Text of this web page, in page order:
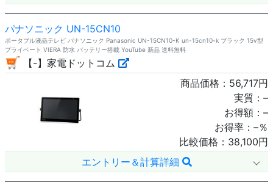
パナソニック UN-15CN10
ポータブル液晶テレビ パナソニック Panasonic UN-15CN10-K un-15cn10-k ブラック 15v型
プライベート VIERA 防水 バッテリー搭載 YouTube 新品 送料無料
【-】家電ドットコム
商品価格： 56,717円
実質： –
お得額： –
お得率： –％
比較価格： 38,100円
エントリー＆計算詳細